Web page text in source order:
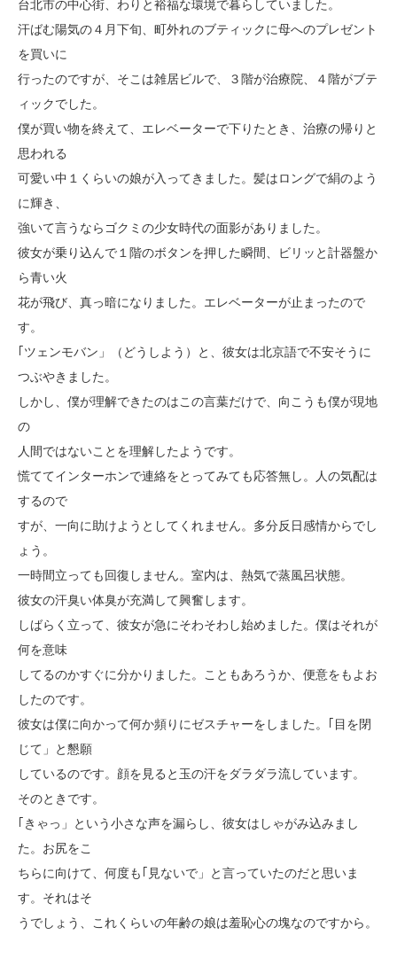
台北市の中心街、わりと裕福な環境で暮らしていました。
汗ばむ陽気の４月下旬、町外れのブティックに母へのプレゼント
を買いに
行ったのですが、そこは雑居ビルで、３階が治療院、４階がブテ
ィックでした。
僕が買い物を終えて、エレベーターで下りたとき、治療の帰りと
思われる
可愛い中１くらいの娘が入ってきました。髪はロングで絹のよう
に輝き、
強いて言うならゴクミの少女時代の面影がありました。
彼女が乗り込んで１階のボタンを押した瞬間、ビリッと計器盤か
ら青い火
花が飛び、真っ暗になりました。エレベーターが止まったので
す。
｢ツェンモバン」（どうしよう）と、彼女は北京語で不安そうに
つぶやきました。
しかし、僕が理解できたのはこの言葉だけで、向こうも僕が現地
の
人間ではないことを理解したようです。
慌ててインターホンで連絡をとってみても応答無し。人の気配は
するので
すが、一向に助けようとしてくれません。多分反日感情からでし
ょう。
一時間立っても回復しません。室内は、熱気で蒸風呂状態。
彼女の汗臭い体臭が充満して興奮します。
しばらく立って、彼女が急にそわそわし始めました。僕はそれが
何を意味
してるのかすぐに分かりました。こともあろうか、便意をもよお
したのです。
彼女は僕に向かって何か頻りにゼスチャーをしました。｢目を閉
じて」と懇願
しているのです。顔を見ると玉の汗をダラダラ流しています。
そのときです。
｢きゃっ」という小さな声を漏らし、彼女はしゃがみ込みまし
た。お尻をこ
ちらに向けて、何度も｢見ないで」と言っていたのだと思いま
す。それはそ
うでしょう、これくらいの年齢の娘は羞恥心の塊なのですから。